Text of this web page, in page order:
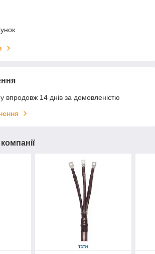
впродовж 14 днів за домовленістю